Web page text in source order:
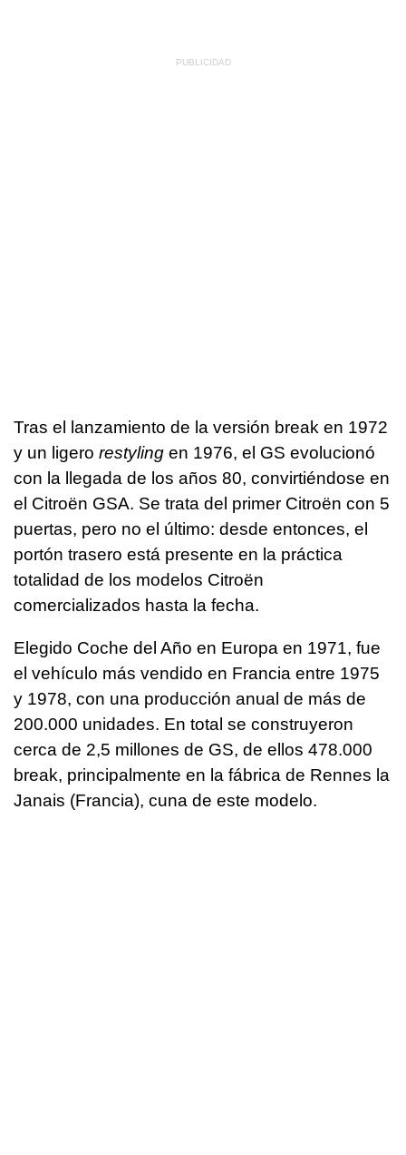
Tras el lanzamiento de la versión break en 1972
y un ligero restyling en 1976, el GS evolucionó
con la llegada de los años 80, convirtiéndose en
el Citroën GSA. Se trata del primer Citroën con 5
puertas, pero no el último: desde entonces, el
portón trasero está presente en la práctica
totalidad de los modelos Citroën
comercializados hasta la fecha.
Elegido Coche del Año en Europa en 1971, fue
el vehículo más vendido en Francia entre 1975
y 1978, con una producción anual de más de
200.000 unidades. En total se construyeron
cerca de 2,5 millones de GS, de ellos 478.000
break, principalmente en la fábrica de Rennes la
Janais (Francia), cuna de este modelo.